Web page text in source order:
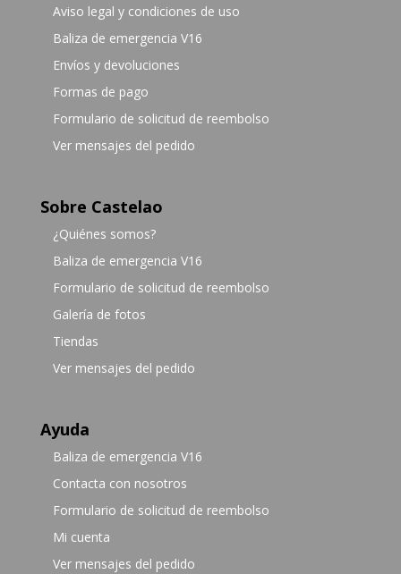
Aviso legal y condiciones de uso
Baliza de emergencia V16
Envíos y devoluciones
Formas de pago
Formulario de solicitud de reembolso
Ver mensajes del pedido
Sobre Castelao
¿Quiénes somos?
Baliza de emergencia V16
Formulario de solicitud de reembolso
Galería de fotos
Tiendas
Ver mensajes del pedido
Ayuda
Baliza de emergencia V16
Contacta con nosotros
Formulario de solicitud de reembolso
Mi cuenta
Ver mensajes del pedido